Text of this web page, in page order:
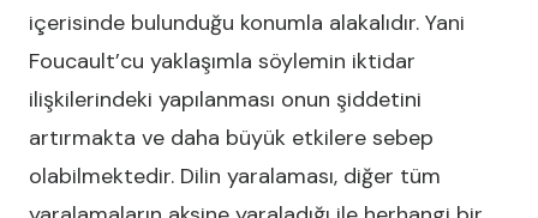
içerisinde bulunduğu konumla alakalıdır. Yani
Foucault’cu yaklaşımla söylemin iktidar
ilişkilerindeki yapılanması onun şiddetini
artırmakta ve daha büyük etkilere sebep
olabilmektedir. Dilin yaralaması, diğer tüm